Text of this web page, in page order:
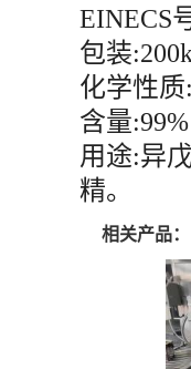
EINECS
包装
化学性
含量:99%
用途:异
精。
相关产品：